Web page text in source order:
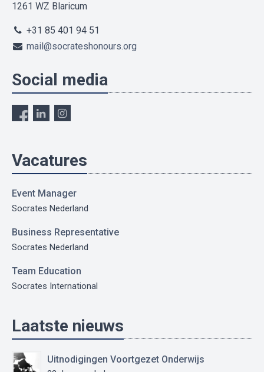
1261 WZ Blaricum
+31 85 401 94 51
mail@socrateshonours.org
Social media
Vacatures
Event Manager
Socrates Nederland
Business Representative
Socrates Nederland
Team Education
Socrates International
Laatste nieuws
Uitnodigingen Voortgezet Onderwijs